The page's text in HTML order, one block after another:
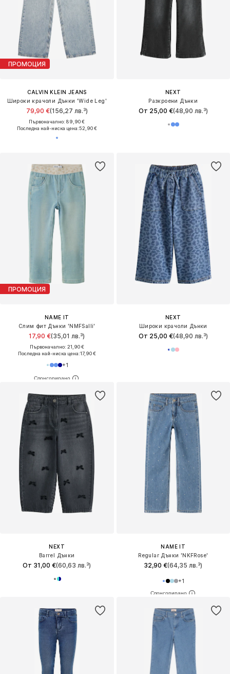
ПРОМОЦИЯ
CALVIN KLEIN JEANS
Широки крачоли Дънки 'Wide Leg'
79,90 €(156,27 лв.³)
Първоначално: 89,90 €
Последна най-ниска цена:52,90 €
NEXT
Разкроени Дънки
От 25,00 €(48,90 лв.³)
ПРОМОЦИЯ
NAME IT
Слим фит Дънки 'NMFSalli'
17,90 €(35,01 лв.³)
Първоначално: 21,90 €
Последна най-ниска цена:17,90 €
+1
NEXT
Широки крачоли Дънки
От 25,00 €(48,90 лв.³)
NEXT
Barrel Дънки
От 31,00 €(60,63 лв.³)
NAME IT
Regular Дънки 'NKFRose'
32,90 €(64,35 лв.³)
+1